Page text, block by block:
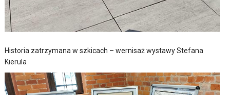
Historia zatrzymana w szkicach – wernisaż wystawy Stefana
Kierula